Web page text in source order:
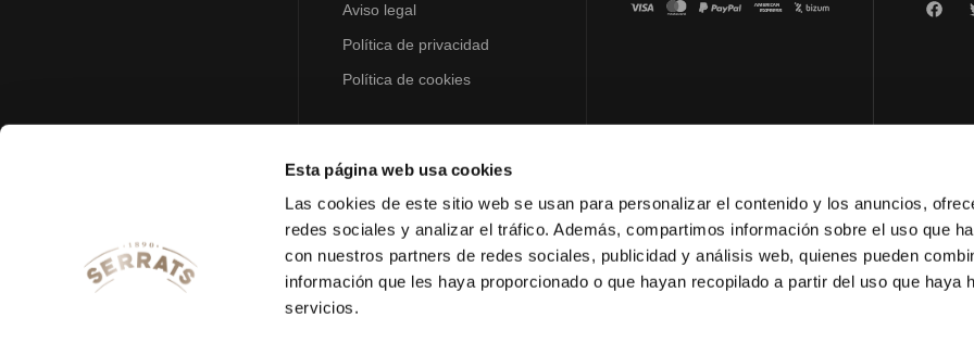
Esta página web usa cookies
Las cookies de este sitio web se usan para personalizar el contenido y los anuncios,
redes sociales y analizar el tráfico. Además, compartimos información sobre el uso que
con nuestros partners de redes sociales, publicidad y análisis web, quienes pueden
información que les haya proporcionado o que hayan recopilado a partir del uso que haya
servicios.
Aviso legal
Política de privacidad
Política de cookies
© 2023